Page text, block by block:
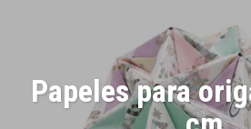
Papeles para